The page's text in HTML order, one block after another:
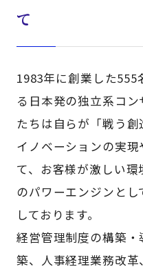
て
1983年に創業した
る日本発の独立系コ
たちは自らが「戦う
イノベーションの実
て、お客様が激しい
のパワーエンジンと
しております。
経営管理制度の構築
築、人事経理業務改